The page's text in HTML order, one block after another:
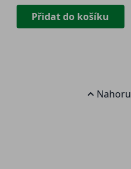
Přidat do košíku
Nahoru